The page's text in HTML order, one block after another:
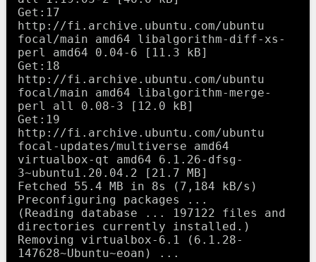
Get:17
http://fi.archive.ubuntu.com/ubuntu
focal/main amd64 libalgorithm-diff-xs-
perl amd64 0.04-6 [11.3 kB]
Get:18
http://fi.archive.ubuntu.com/ubuntu
focal/main amd64 libalgorithm-merge-
perl all 0.08-3 [12.0 kB]
Get:19
http://fi.archive.ubuntu.com/ubuntu
focal-updates/multiverse amd64
virtualbox-qt amd64 6.1.26-dfsg-
3~ubuntu1.20.04.2 [21.7 MB]
Fetched 55.4 MB in 8s (7,184 kB/s)
Preconfiguring packages ...
(Reading database ... 197122 files and
directories currently installed.)
Removing virtualbox-6.1 (6.1.28-
147628~Ubuntu~eoan) ...